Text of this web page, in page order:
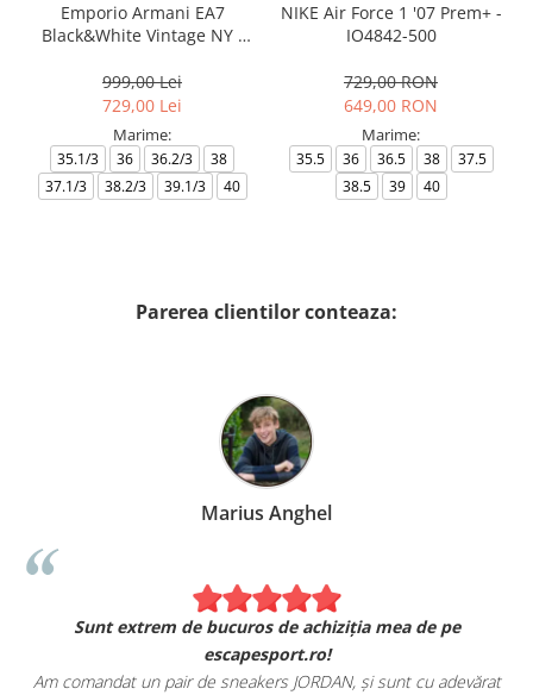
Emporio Armani EA7
Black&White Vintage NY -
999,00 Lei
729,00 Lei
Marime:
35.1/3 36 36.2/3
38
37.1/3
38.2/3 39.1/3 40
NIKE Air Force 1 '07 Prem+ -
IO4842-500
729,00 RON
649,00 RON
Marime:
35.5 36 36.5 38
37.5
38.5
39 40
Parerea clientilor conteaza:
Marius Anghel
Sunt extrem de bucuros de achiziția mea de pe
escapesport.ro!
Am comandat un pair de sneakers JORDAN, și sunt cu adevărat